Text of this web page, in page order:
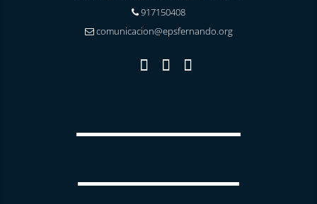
917150408
comunicacion@epsfernando.org